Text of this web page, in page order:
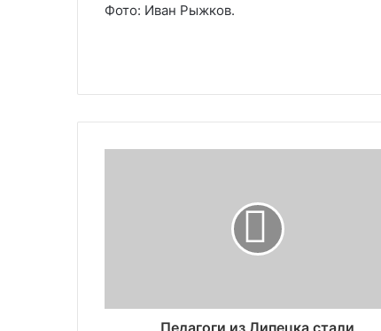
Фото: Иван Рыжков.
Педагоги из Липецка стали